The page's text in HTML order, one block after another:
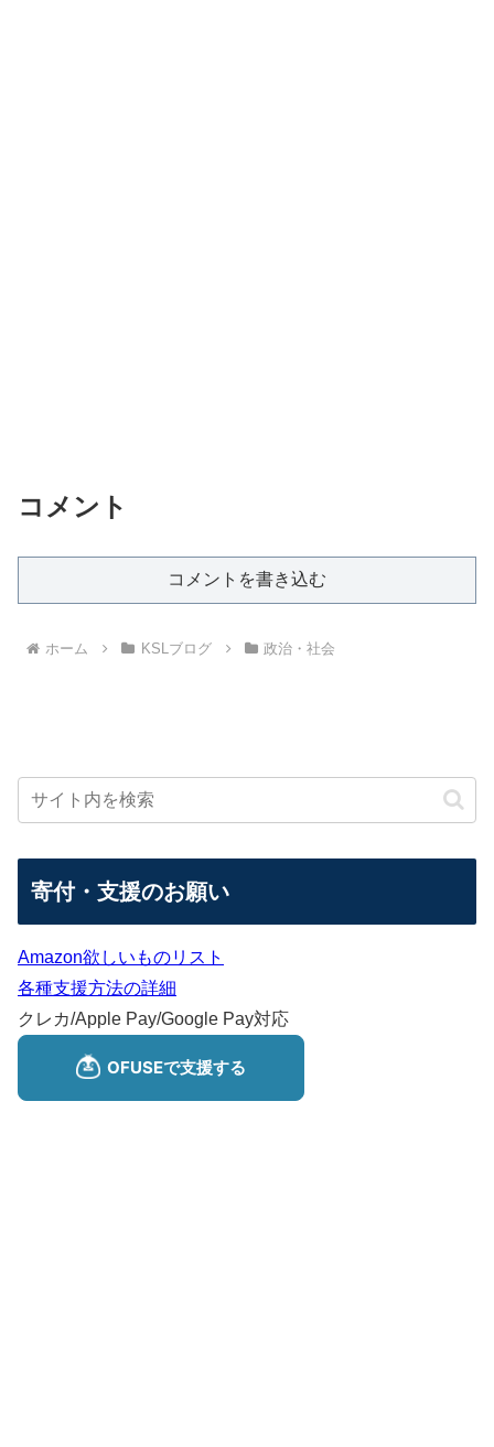
コメント
コメントを書き込む
ホーム KSLブログ 政治・社会
寄付・支援のお願い
Amazon欲しいものリスト
各種支援方法の詳細
クレカ/Apple Pay/Google Pay対応